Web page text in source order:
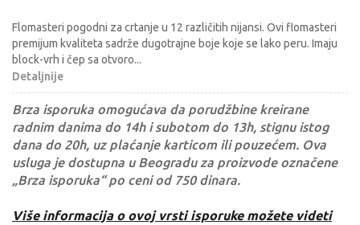
Flomasteri pogodni za crtanje u 12 različitih nijansi. Ovi flomasteri
premijum kvaliteta sadrže dugotrajne boje koje se lako peru. Imaju
block-vrh i čep sa otvoro...
Detaljnije
Brza isporuka omogućava da porudžbine kreirane
radnim danima do 14h i subotom do 13h, stignu istog
dana do 20h, uz plaćanje karticom ili pouzećem. Ova
usluga je dostupna u Beogradu za proizvode označene
„Brza isporuka“ po ceni od 750 dinara.
Više informacija o ovoj vrsti isporuke možete videti